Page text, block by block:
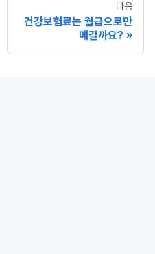
다음
건강보험료는 월급으로만
매길까요?